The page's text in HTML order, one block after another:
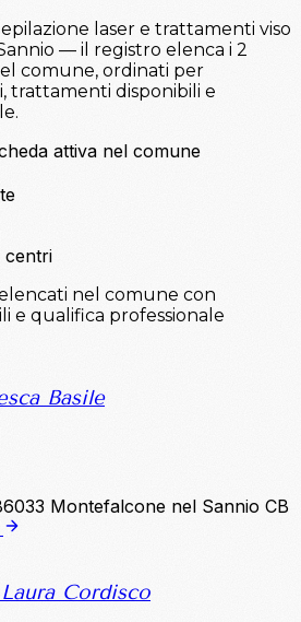
laser e trattamenti viso
— il registro elenca i 2
comune, ordinati per
trattamenti disponibili e
attiva nel comune
centri
nel comune con
e qualifica professionale
Basile
Montefalcone nel Sannio CB
Cordisco